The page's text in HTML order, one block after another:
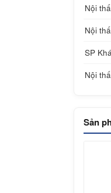
Nội
Nội
SP
Nội
Sản